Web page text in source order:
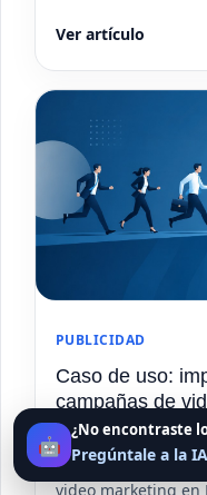
🤖
¿No encontraste
Pregúntale a la IA
Ver artículo
PUBLICIDAD
Caso de uso:
campañas de
para empresas
Descubre cómo
video marketing en